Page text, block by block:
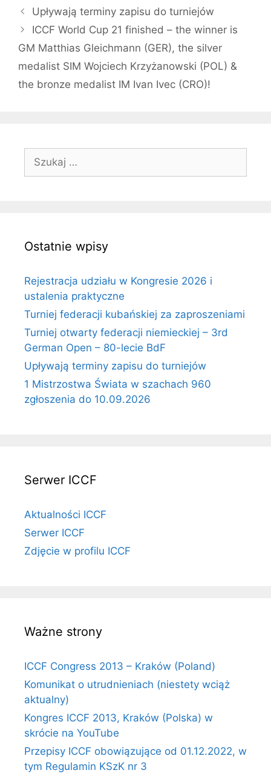
Upływają terminy zapisu do turniejów
ICCF World Cup 21 finished – the winner is
GM Matthias Gleichmann (GER), the silver
medalist SIM Wojciech Krzyżanowski (POL) &
the bronze medalist IM Ivan Ivec (CRO)!
Ostatnie wpisy
Rejestracja udziału w Kongresie 2026 i
ustalenia praktyczne
Turniej federacji kubańskiej za zaproszeniami
Turniej otwarty federacji niemieckiej – 3rd
German Open – 80-lecie BdF
Upływają terminy zapisu do turniejów
1 Mistrzostwa Świata w szachach 960
zgłoszenia do 10.09.2026
Serwer ICCF
Aktualności ICCF
Serwer ICCF
Zdjęcie w profilu ICCF
Ważne strony
ICCF Congress 2013 – Kraków (Poland)
Komunikat o utrudnieniach (niestety wciąż
aktualny)
Kongres ICCF 2013, Kraków (Polska) w
skrócie na YouTube
Przepisy ICCF obowiązujące od 01.12.2022, w
tym Regulamin KSzK nr 3